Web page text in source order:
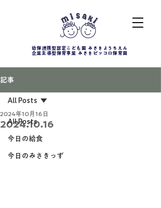
幼保連携型認定こども園 みさきようちえん
企業主導型保育事業 みさきピッコロ保育園
記事
All Posts
今日の給食
今日のみさきっず
All Posts
2024.10.16
2024年10月16日